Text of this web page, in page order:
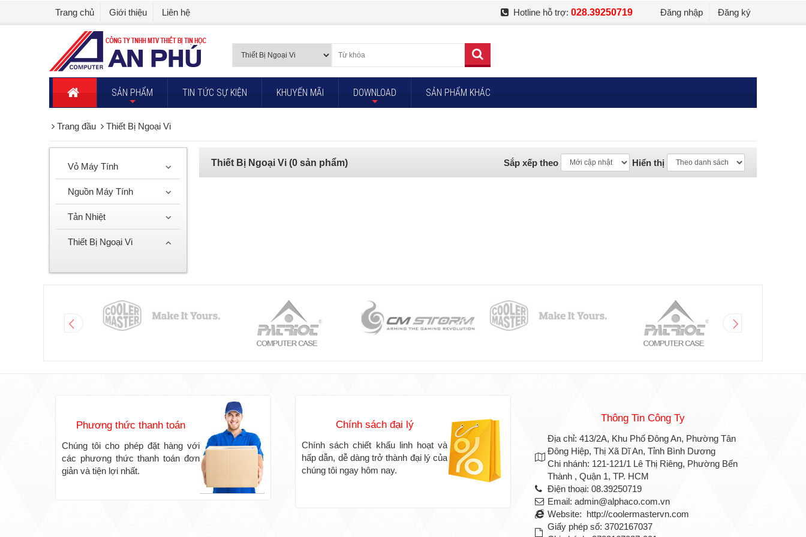
Trang chủ Giới thiệu Liên hệ Hotline hỗ trợ:028.39250719 Đăng nhập Đăng ký
SẢN PHẨM TIN TỨC SỰ KIỆN
KHUYẾN MÃI
DOWNLOAD SẢN PHẨM KHÁC
Trang đầu Thiết Bị Ngoại Vi
Thiết Bị Ngoại Vi (0 sản phẩm) Sắp xếp theo Hiển thị
Vỏ Máy Tính
Nguồn Máy Tính
Tản Nhiệt
Thiết Bị Ngoại Vi
Phương thức thanh toán
Chúng tôi cho phép đặt hàng với
các phương thức thanh toán đơn
giản và tiện lợi nhất.
Chính sách đại lý
Chính sách chiết khấu linh hoạt và
hấp dẫn, dễ dàng trở thành đại lý của
chúng tôi ngay hôm nay.
Thông Tin Công Ty
Địa chỉ: 413/2A, Khu Phố Đông An, Phường Tân
Đông Hiệp, Thị Xã Dĩ An, Tỉnh Bình Dương
Chi nhánh: 121-121/1 Lê Thị Riêng, Phường Bến
Thành , Quận 1, TP. HCM
Điện thoại: 08.39250719
Email: admin@alphaco.com.vn
Website: http://coolermastervn.com
Giấy phép số: 3702167037